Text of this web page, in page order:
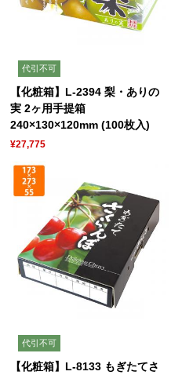
代引不可
【化粧箱】L-2394 梨・ありの
実 2ヶ用手提箱
240×130×120mm (100枚入)
¥27,775
代引不可
【化粧箱】L-8133 もぎたてさ